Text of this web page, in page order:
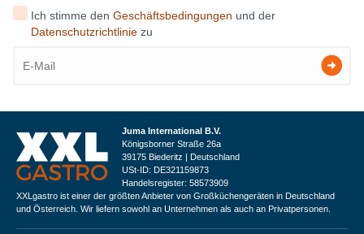
Ich stimme denGeschäftsbedingungen und der
Datenschutzrichtlinie zu
Juma International B.V.
Königsborner Straße 26a
39175 Biederitz | Deutschland
USt-ID: DE321159873
Handelsregister: 58573909
XXLgastro ist einer der größten Anbieter von Großküchengeräten in Deutschland
und Österreich. Wir liefern sowohl an Unternehmen als auch an Privatpersonen.